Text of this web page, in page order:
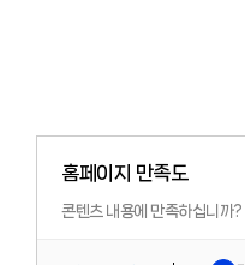
홈페이지 만족도
콘텐츠 내용에 만족하십니까?